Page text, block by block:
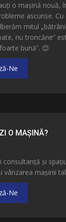
o mașină nouă,
ascunse. Cu
mitul
nu troncăne”
bună”. 😊
Ne
O MAȘINĂ?
și
vânzarea mașinii
Ne